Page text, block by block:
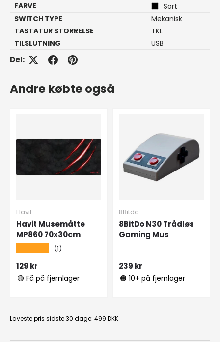
FARVE
Sort
SWITCH TYPE
Mekanisk
TASTATUR STORRELSE
TKL
TILSLUTNING
USB
Del:
Andre købte også
Havit
Havit Musemåtte
MP860 70x30cm
(1)
129 kr
🟡 Få på fjernlager
8Bitdo
8BitDo N30 Trådløs
Gaming Mus
239 kr
🟠 10+ på fjernlager
Laveste pris sidste 30 dage: 499 DKK